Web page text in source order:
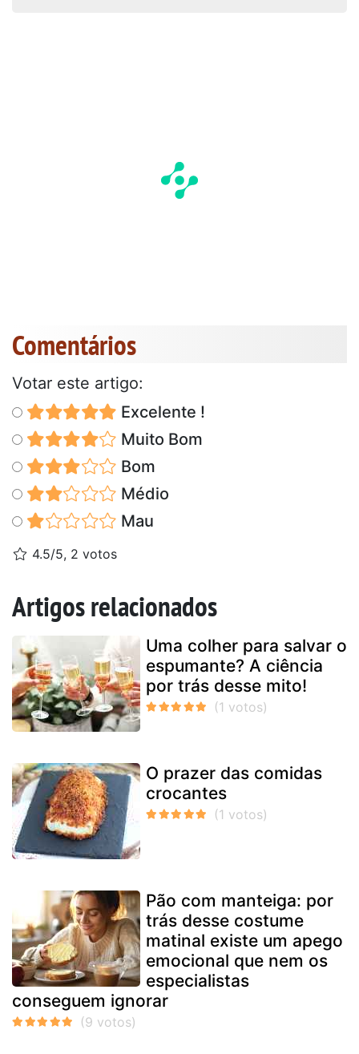
Comentários
Votar este artigo:
Excelente !
Muito Bom
Bom
Médio
Mau
4.5/5, 2 votos
Artigos relacionados
Uma colher para salvar o
espumante? A ciência
por trás desse mito!
O prazer das comidas
crocantes
Pão com manteiga: por
trás desse costume
matinal existe um apego
emocional que nem os
especialistas
conseguem ignorar